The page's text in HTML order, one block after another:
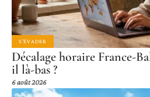
S'ÉVADER
Décalage horaire France-
il là-bas ?
6 août 2026